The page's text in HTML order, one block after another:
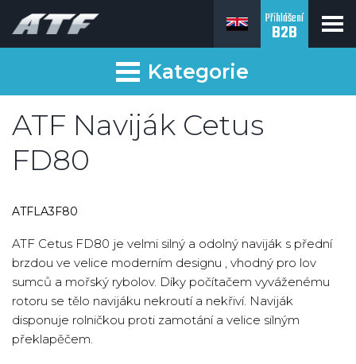
Přihlášení
B2B
Kategorie
ATF Naviják Cetus
FD80
ATFLA3F80
ATF Cetus FD80 je velmi silný a odolný naviják s přední
brzdou ve velice moderním designu , vhodný pro lov
sumců a mořský rybolov. Díky počítačem vyváženému
rotoru se tělo navijáku nekroutí a nekřiví. Naviják
disponuje rolničkou proti zamotání a velice silným
překlapěčem.